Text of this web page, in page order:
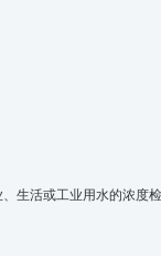
生活或工业用水的浓度检